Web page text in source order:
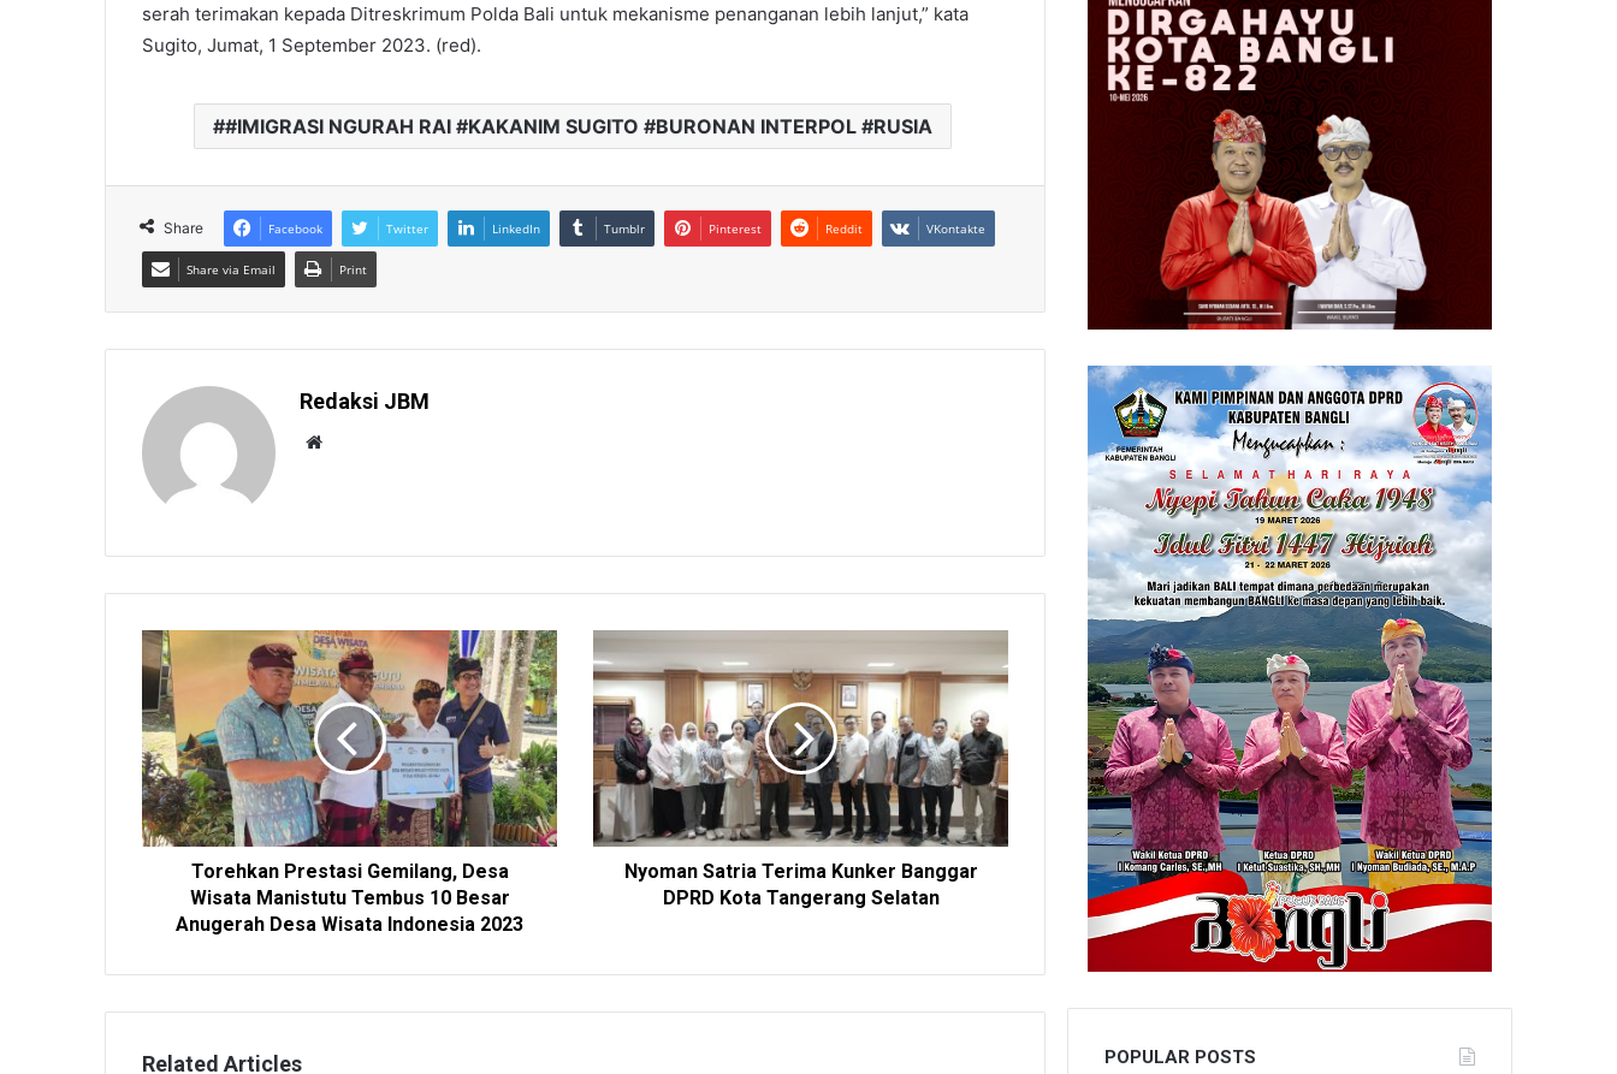
serah terimakan kepada Ditreskrimum Polda Bali untuk mekanisme penanganan lebih lanjut,” kata
Sugito, Jumat, 1 September 2023. (red).
#IMIGRASI NGURAH RAI #KAKANIM SUGITO #BURONAN INTERPOL #RUSIA
Share Facebook Twitter LinkedIn Tumblr Pinterest Reddit VKontakte
Share via Email Print
Redaksi JBM
i
Torehkan Prestasi Gemilang, Desa
Wisata Manistutu Tembus 10 Besar
Anugerah Desa Wisata Indonesia 2023
Nyoman Satria Terima Kunker Banggar
DPRD Kota Tangerang Selatan
Related Articles POPULAR POSTS